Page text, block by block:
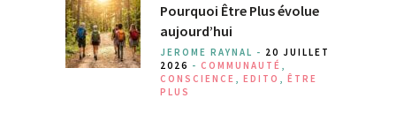
Pourquoi Être Plus évolue
aujourd’hui
JEROME RAYNAL - 20 JUILLET
2026 - COMMUNAUTÉ
CONSCIENCE
EDITO
ÊTRE
PLUS